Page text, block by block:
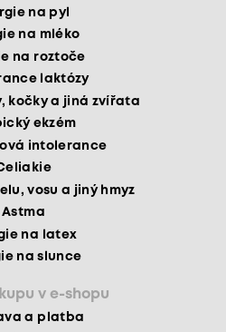
na pyl
na mléko
na roztoče
laktózy
kočky a jiná zvířata
ekzém
intolerance
vosu a jiný hmyz
Astma
na latex
na slunce
v e-shopu
a platba